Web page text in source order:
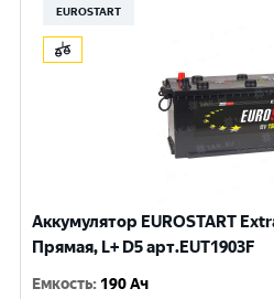
EUROSTART
Аккумулятор EUROSTART
Прямая, L+ D5 арт.EUT1903F
Емкость: 190 Ач